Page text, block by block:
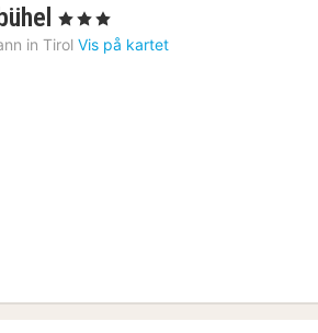
1
natt
, 3 Stjerner
in Tirol Vis på kartet